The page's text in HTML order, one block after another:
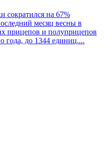
сократился на 67%
месяц весны в
прицепов и полуприцепов
года, до 1344 единиц....